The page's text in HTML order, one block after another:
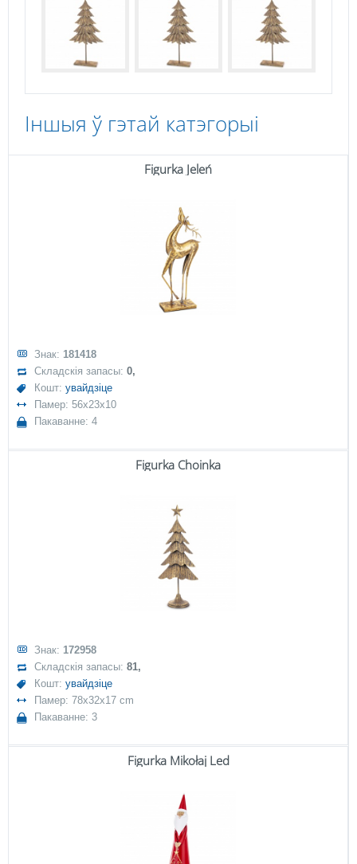
Іншыя ў гэтай катэгорыі
Figurka Jeleń
Знак: 181418
Складскія запасы:0,
Кошт:увайдзіце
Памер: 56x23x10
Пакаванне: 4
Figurka Choinka
Знак: 172958
Складскія запасы:81,
Кошт:увайдзіце
Памер: 78x32x17 cm
Пакаванне: 3
Figurka Mikołaj Led